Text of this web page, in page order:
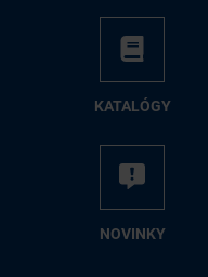
KA­TA­LÓ­GY
NO­VIN­KY